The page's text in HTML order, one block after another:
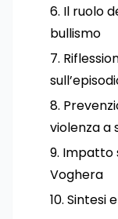
Il ruolo
bullismo
violenza a
Impatto
Voghera
Sintesi